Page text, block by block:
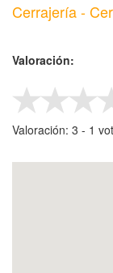
Cerrajería -
Valoración:
Valoración: 3 - ‎1